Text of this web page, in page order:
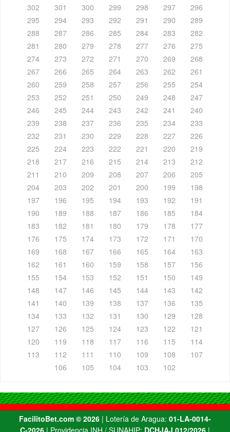
302
301 300 299 298 297
296
295
294 293 292 291 290
289
288
287 286 285 284 283
282
281
280 279 278 277 276
275
274
273 272 271 270 269
268
267
266 265 264 263 262
261
260
259 258 257 256 255
254
253
252 251 250 249 248
247
246
245 244 243 242 241
240
239
238 237 236 235 234
233
232
231 230 229 228 227
226
225
224 223 222 221 220
219
218
217 216 215 214 213
212
211
210 209 208 207 206
205
204
203 202 201 200 199
198
197
196 195 194 193 192
191
190
189 188 187 186 185
184
183
182 181 180 179 178
177
176
175 174 173 172 171
170
169
168 167 166 165 164
163
162
161 160 159 158 157
156
155
154 153 152 151 150
149
148
147 146 145 144 143
142
141
140 139 138 137 136
135
134
133 132 131 130 129
128
127
126 125 124 123 122
121
120
119 118 117 116 115
114
113
112 111 110 109 108
107
106
105 104 103 102
FacilitoBet.com ©️ 2026 | Lotería de Aragua: 01-LA-0014-
C-2026 | Providencia INH / SUNAHIP: DCHJAJ 012/2026 |